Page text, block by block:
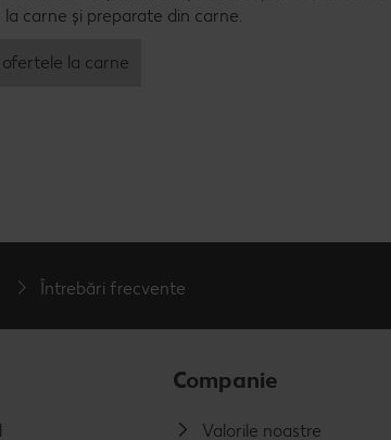
carne și preparate din carne.
ofertele la carne
Întrebări frecvente
Companie
Valorile noastre